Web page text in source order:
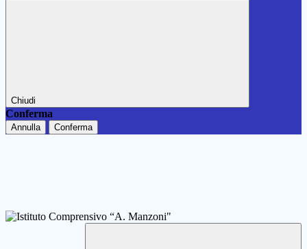
Chiudi
Conferma
Annulla Conferma